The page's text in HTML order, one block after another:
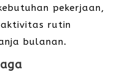
pekerjaan,
rutin
bulanan.